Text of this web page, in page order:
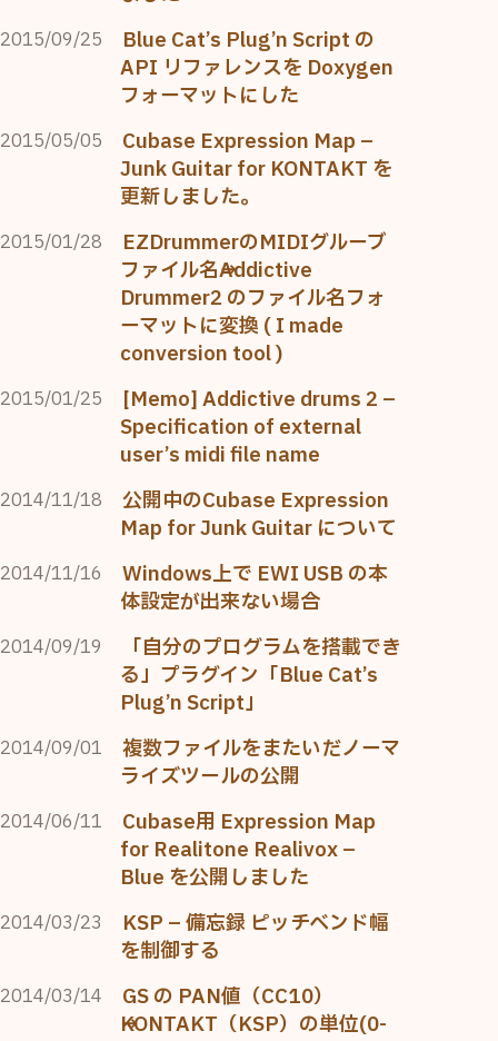
2015/09/25
Blue Cat’s Plug’n Script の
API リファレンスを Doxygen
フォーマットにした
2015/05/05
Cubase Expression Map –
Junk Guitar for KONTAKT を
更新しました。
2015/01/28
EZDrummerのMIDIグルーブ
ファイル名→Addictive
Drummer2 のファイル名フォ
ーマットに変換 ( I made
conversion tool )
2015/01/25
[Memo] Addictive drums 2 –
Specification of external
user’s midi file name
2014/11/18
公開中のCubase Expression
Map for Junk Guitar について
2014/11/16
Windows上で EWI USB の本
体設定が出来ない場合
2014/09/19
「自分のプログラムを搭載でき
る」プラグイン「Blue Cat’s
Plug’n Script」
2014/09/01
複数ファイルをまたいだノーマ
ライズツールの公開
2014/06/11
Cubase用 Expression Map
for Realitone Realivox –
Blue を公開しました
2014/03/23
KSP – 備忘録 ピッチベンド幅
を制御する
2014/03/14
GS の PAN値（CC10）
→KONTAKT（KSP）の単位(0-